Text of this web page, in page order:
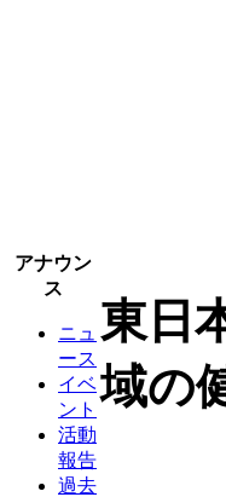
アナウン
ス
ニュ
ース
イベ
ント
活動
報告
過去
東日
域の